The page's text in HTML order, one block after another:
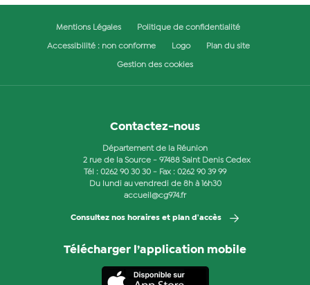
Mentions Légales Politique de confidentialité
Accessibilité : non conforme Logo Plan du site
Gestion des cookies
Contactez-nous
Département de la Réunion
2 rue de la Source - 97488 Saint Denis Cedex
Tél : 0262 90 30 30 - Fax : 0262 90 39 99
Du lundi au vendredi de 8h à 16h30
accueil@cg974.fr
Consultez nos horaires et plan d'accès
Télécharger l’application mobile